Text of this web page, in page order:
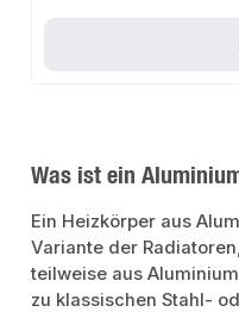
Was ist ein
Ein Heizkörper aus
Variante der
teilweise aus
zu klassischen Stahl-